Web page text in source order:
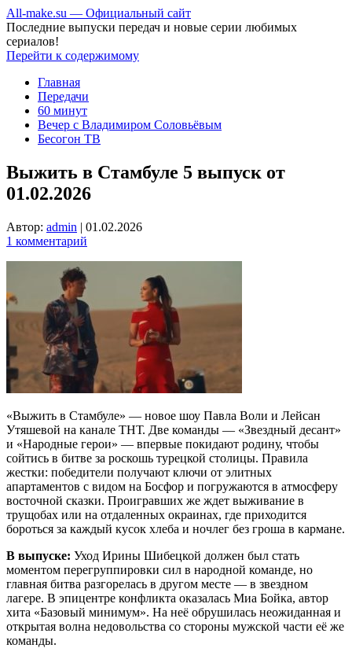
All-make.su — Официальный сайт
Последние выпуски передач и новые серии любимых
сериалов!
Перейти к содержимому
Главная
Передачи
60 минут
Вечер с Владимиром Соловьёвым
Бесогон ТВ
Выжить в Стамбуле 5 выпуск от
01.02.2026
Автор: admin | 01.02.2026
1 комментарий
«Выжить в Стамбуле» — новое шоу Павла Воли и Лейсан
Утяшевой на канале ТНТ. Две команды — «Звездный десант»
и «Народные герои» — впервые покидают родину, чтобы
сойтись в битве за роскошь турецкой столицы. Правила
жестки: победители получают ключи от элитных
апартаментов с видом на Босфор и погружаются в атмосферу
восточной сказки. Проигравших же ждет выживание в
трущобах или на отдаленных окраинах, где приходится
бороться за каждый кусок хлеба и ночлег без гроша в кармане.
В выпуске: Уход Ирины Шибецкой должен был стать
моментом перегруппировки сил в народной команде, но
главная битва разгорелась в другом месте — в звездном
лагере. В эпицентре конфликта оказалась Миа Бойка, автор
хита «Базовый минимум». На неё обрушилась неожиданная и
открытая волна недовольства со стороны мужской части её же
команды.